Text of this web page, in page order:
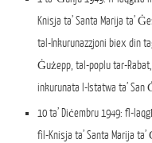
Knisja ta’ Santa Marija ta’
tal-Inkurunazzjoni biex din
Ġużepp, tal-poplu tar-
inkurunata l-Istatwa ta’ San
10 ta’ Diċembru 1949: fl-
fil-Knisja ta’ Santa Marija